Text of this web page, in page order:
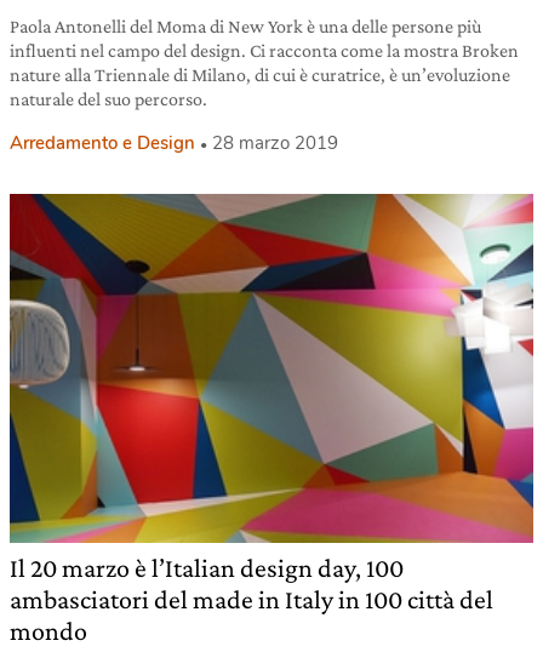
Paola Antonelli del Moma di New York è una delle persone più
influenti nel campo del design. Ci racconta come la mostra Broken
nature alla Triennale di Milano, di cui è curatrice, è un’evoluzione
naturale del suo percorso.
Arredamento e Design 28 marzo 2019
Il 20 marzo è l’Italian design day, 100
ambasciatori del made in Italy in 100 città del
mondo